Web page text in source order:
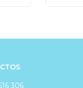
306